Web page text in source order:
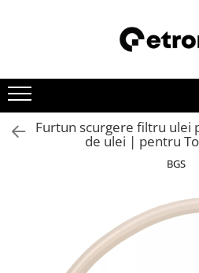
Furtun scurgere filtru ulei
de ulei | pentru
BGS